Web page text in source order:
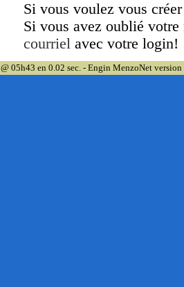
Si vous voulez vous
Si vous avez oublié
courriel avec votre login!
05h43 en 0.02 sec. - Engin MenzoNet